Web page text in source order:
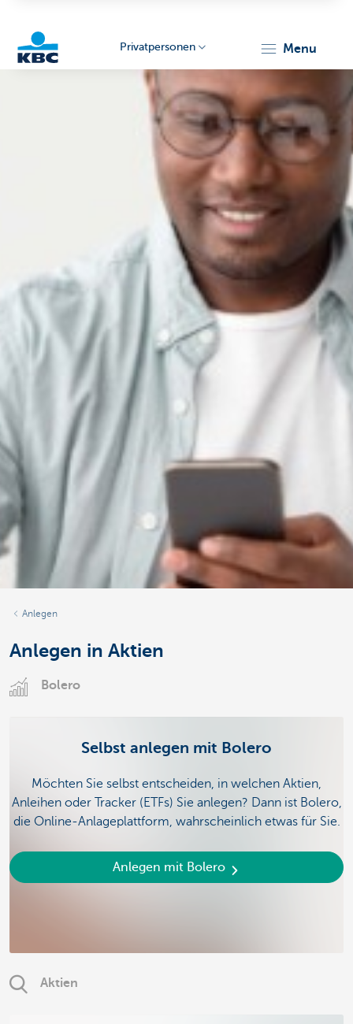
Privatpersonen menu
Anlegen
Anlegen in Aktien
Bolero
Selbst anlegen mit Bolero
Möchten Sie selbst entscheiden, in welchen Aktien,
Anleihen oder Tracker (ETFs) Sie anlegen? Dann ist Bolero,
die Online-Anlageplattform, wahrscheinlich etwas für Sie.
Anlegen mit Bolero
Aktien